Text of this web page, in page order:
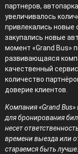
партнеров,
увеличивалось
привлекались новые
закупались новые
момент «Grand Bus»
развивающаяся
качественный
количество
доверие клиентов.
Компания «Grand
для бронирования
несет
времени выезда или
стараемся быть лучше.